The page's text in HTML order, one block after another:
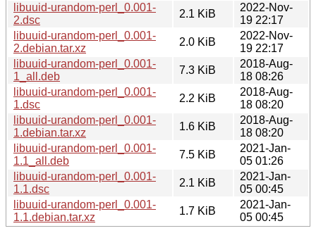
libuuid-urandom-perl_0.001-
2.dsc
2.1 KiB
2022-Nov-
19 22:17
libuuid-urandom-perl_0.001-
2.debian.tar.xz
2.0 KiB
2022-Nov-
19 22:17
libuuid-urandom-perl_0.001-
1_all.deb
7.3 KiB
2018-Aug-
18 08:26
libuuid-urandom-perl_0.001-
1.dsc
2.2 KiB
2018-Aug-
18 08:20
libuuid-urandom-perl_0.001-
1.debian.tar.xz
1.6 KiB
2018-Aug-
18 08:20
libuuid-urandom-perl_0.001-
1.1_all.deb
7.5 KiB
2021-Jan-
05 01:26
libuuid-urandom-perl_0.001-
1.1.dsc
2.1 KiB
2021-Jan-
05 00:45
libuuid-urandom-perl_0.001-
1.1.debian.tar.xz
1.7 KiB
2021-Jan-
05 00:45